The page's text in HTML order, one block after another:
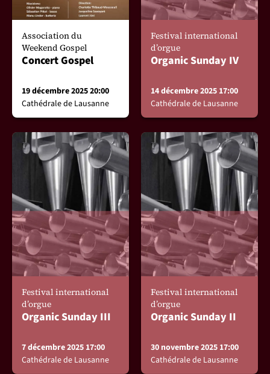
Association du
Weekend Gospel
Concert Gospel
19 décembre 2025 20:00
Cathédrale de Lausanne
Festival international
d’orgue
Organic Sunday IV
14 décembre 2025 17:00
Cathédrale de Lausanne
Festival international
d’orgue
Organic Sunday III
7 décembre 2025 17:00
Cathédrale de Lausanne
Festival international
d’orgue
Organic Sunday II
30 novembre 2025 17:00
Cathédrale de Lausanne